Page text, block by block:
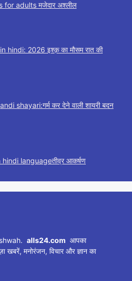
for adults मजेदार अश्लील
hindi: 2026 इश्क़ का मौसम रात की
shayari:गर्म कर देने वाली शायरी बदन
languageतीव्र आकर्षण
alls24.com आपका
खबरें, मनोरंजन, विचार और ज्ञान का